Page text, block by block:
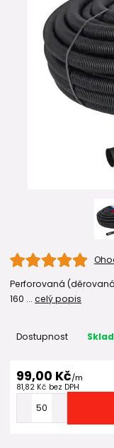
Perforovaná
160 ... celý popis
Dostupnost
99,00 Kč/m
81,82 Kč bez DPH